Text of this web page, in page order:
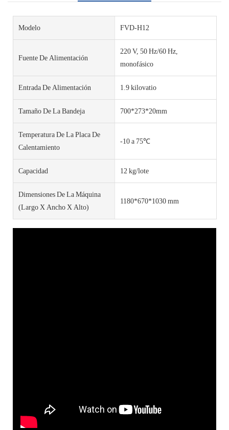
Modelo FVD-H12
Fuente De Alimentación
220 V, 50 Hz/60 Hz,
monofásico
Entrada De Alimentación 1.9 kilovatio
Tamaño De La Bandeja 700*273*20mm
Temperatura De La Placa De
Calentamiento
-10 a 75℃
Capacidad 12 kg/lote
Dimensiones De La Máquina
(largo X Ancho X Alto)
1180*670*1030 mm